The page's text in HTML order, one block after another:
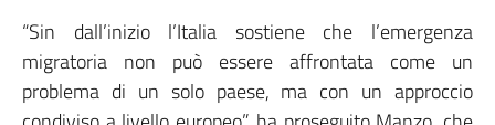
“Sin dall’inizio l’Italia sostiene che l’emergenza
migratoria non può essere affrontata come un
problema di un solo paese, ma con un approccio